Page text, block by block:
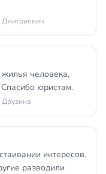
человека,
юристам.
Друзина
интересов.
разводили